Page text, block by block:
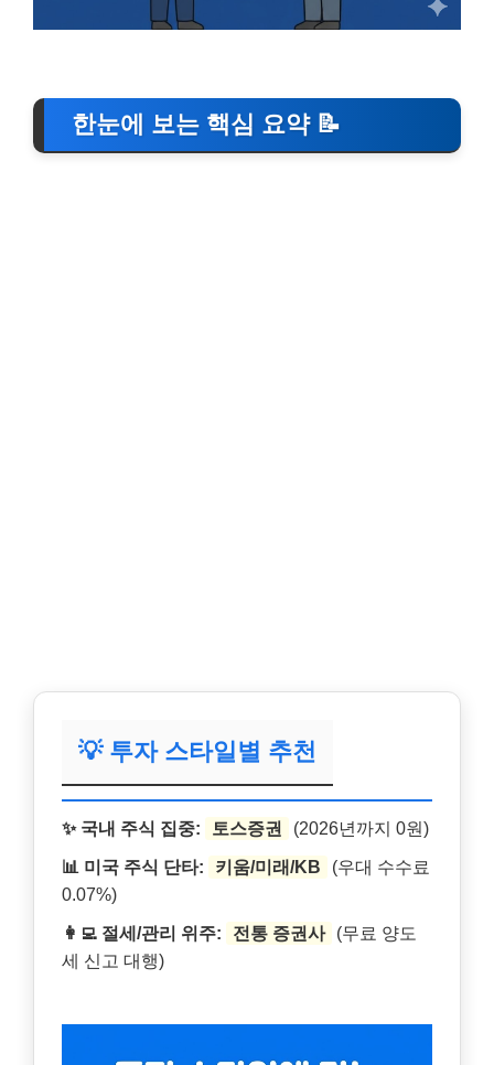
한눈에 보는 핵심 요약 📝
💡 투자 스타일별 추천
✨ 국내 주식 집중: 토스증권 (2026년까지 0원)
📊 미국 주식 단타: 키움/미래/KB
(우대 수수료
0.07%)
👩‍💻 절세/관리 위주: 전통 증권사
(무료 양도
세 신고 대행)